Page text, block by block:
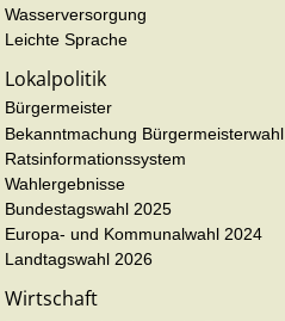
Wasserversorgung
Leichte Sprache
Lokalpolitik
Bürgermeister
Bekanntmachung Bürgermeisterwahl
Ratsinformationssystem
Wahlergebnisse
Bundestagswahl 2025
Europa- und Kommunalwahl 2024
Landtagswahl 2026
Wirtschaft